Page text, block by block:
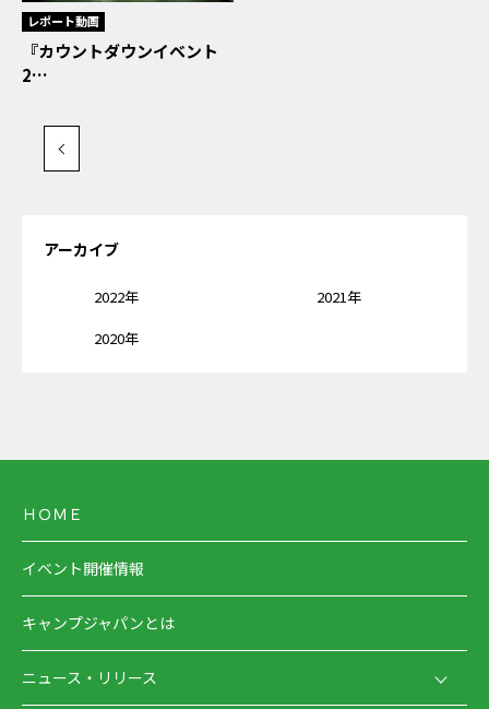
レポート動画
『カウントダウンイベント
2…
アーカイブ
2022年
2021年
2020年
ＨＯＭＥ
イベント開催情報
キャンプジャパンとは
ニュース・リリース